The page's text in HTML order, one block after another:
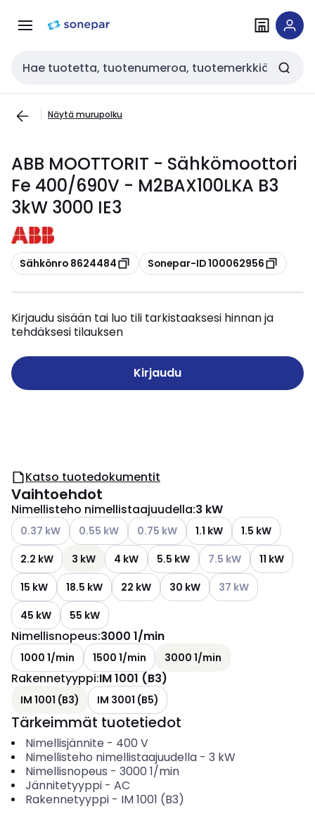
navigointiinsisältöön
Haku
Näytä murupolku
ABB MOOTTORIT - Sähkömoottori
Fe 400/690V - M2BAX100LKA B3
3kW 3000 IE3
Kopioi
Sähkönro 8624484 Kopioi
Sonepar-ID 100062956
Kirjaudu sisään tai luo tili tarkistaaksesi hinnan ja
tehdäksesi tilauksen
Kirjaudu
Katso tuotedokumentit
Vaihtoehdot
Nimellisteho nimellistaajuudella:3 kW
Katso käytettävissä olevat vaihtoehdot
0.37 kW Katso käytettävissä olevat vaihtoehdot
0.55 kW Katso käytettävissä olevat
0.75 kW 1.1 kW
1.5 kW
2.2 kW
3 kW 4 kW 5.5 kW Katso käytettävissä
7.5 kW
11 kW
15 kW
18.5 kW 22 kW 30 kW Katso käytettävissä
37 kW
45 kW
55 kW
Nimellisnopeus:3000 1/min
1000 1/min 1500 1/min 3000 1/min
Rakennetyyppi:IM 1001 (B3)
IM 1001 (B3) IM 3001 (B5)
Tärkeimmät tuotetiedot
Nimellisjännite - 400 V
Nimellisteho nimellistaajuudella- 3 kW
Nimellisnopeus - 3000 1/min
Jännitetyyppi- AC
Rakennetyyppi- IM 1001 (B3)